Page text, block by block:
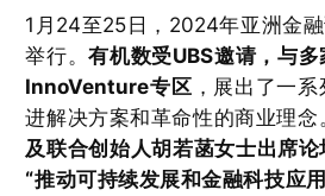
1月24至25日，2024年亚洲金
举行。有机数受UBS邀请，与
InnoVenture专区 ，展出了一
进解决方案和革命性的商业理念
及联合创始人胡若菡女士出席
“推动可持续发展和金融科技应